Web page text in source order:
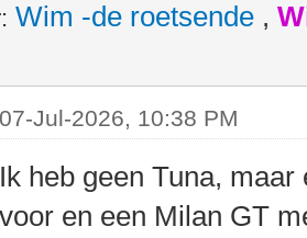
Wim -de roetsende ,
07-Jul-2026, 10:38 PM
Ik heb geen Tuna,
voor en een Milan GT